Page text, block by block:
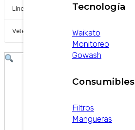
Tecnología
Waikato
Monitoreo
Gowash
Consumibles
Filtros
Mangueras
Línea de pequeños
Veterinarios